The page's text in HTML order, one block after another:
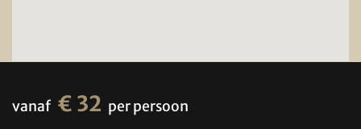
vanaf € 32 per persoon